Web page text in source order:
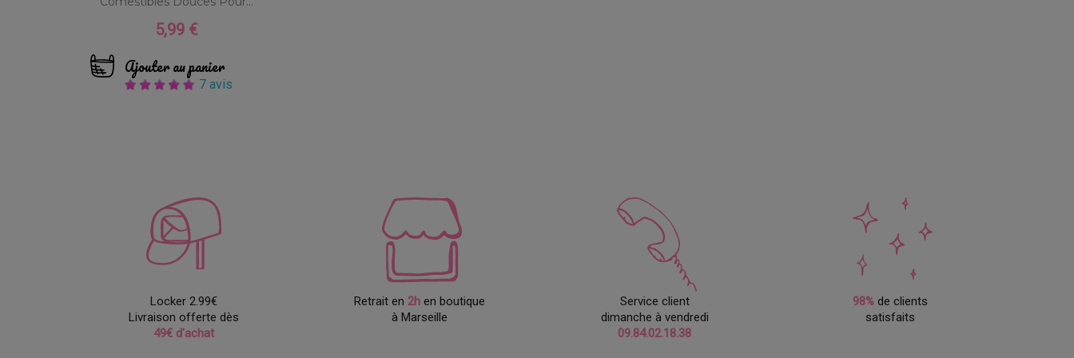
Prix
5,99 €
Ajouter au panier
7 avis
Locker 2.99€
Livraison offerte dès
49€ d'achat
Retrait en 2hen boutique
à Marseille
Service client
dimanche à vendredi
09.84.02.18.38
98% de clients
satisfaits